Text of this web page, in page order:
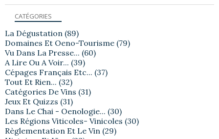
CATÉGORIES
La Dégustation (89)
Domaines Et Oeno-Tourisme (79)
Vu Dans La Presse... (60)
A Lire Ou A Voir... (39)
Cépages Français Etc... (37)
Tout Et Rien... (32)
Catégories De Vins (31)
Jeux Et Quizzs (31)
Dans Le Chai - Oenologie... (30)
Les Régions Viticoles- Vinicoles (30)
Règlementation Et Le Vin (29)